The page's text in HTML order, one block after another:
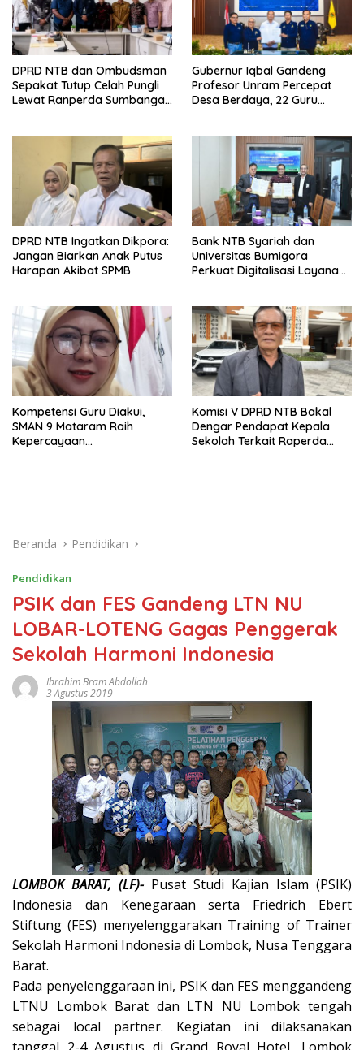
DPRD NTB dan Ombudsman
Sepakat Tutup Celah Pungli
Lewat Ranperda Sumbangan
Gubernur Iqbal Gandeng
Profesor Unram Percepat
Desa Berdaya, 22 Guru
DPRD NTB Ingatkan Dikpora:
Jangan Biarkan Anak Putus
Harapan Akibat SPMB
Bank NTB Syariah dan
Universitas Bumigora
Perkuat Digitalisasi Layanan
Kompetensi Guru Diakui,
SMAN 9 Mataram Raih
Kepercayaan
Komisi V DPRD NTB Bakal
Dengar Pendapat Kepala
Sekolah Terkait Raperda
Beranda Pendidikan
Pendidikan
PSIK dan FES Gandeng LTN NU
LOBAR-LOTENG Gagas Penggerak
Sekolah Harmoni Indonesia
Ibrahim Bram Abdollah
3 Agustus 2019
LOMBOK BARAT, (LF)- Pusat Studi Kajian Islam (PSIK)
Indonesia dan Kenegaraan serta Friedrich Ebert
Stiftung (FES) menyelenggarakan Training of Trainer
Sekolah Harmoni Indonesia di Lombok, Nusa Tenggara
Barat.
Pada penyelenggaraan ini, PSIK dan FES menggandeng
LTNU Lombok Barat dan LTN NU Lombok tengah
sebagai local partner. Kegiatan ini dilaksanakan